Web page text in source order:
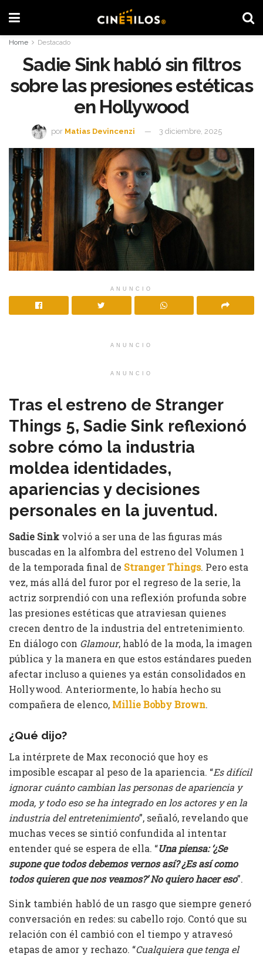
Home Destacado
Sadie Sink habló sin filtros
sobre las presiones estéticas
en Hollywood
por Matias Devincenzi 3 diciembre, 2025
ANUNCIO
ANUNCIO
ANUNCIO
Tras el estreno de Stranger
Things 5, Sadie Sink reflexionó
sobre cómo la industria
moldea identidades,
apariencias y decisiones
personales en la juventud.
Sadie Sink volvió a ser una de las figuras más
buscadas en la alfombra del estreno del Volumen 1
de la temporada final de Stranger Things. Pero esta
vez, más allá del furor por el regreso de la serie, la
actriz sorprendió con una reflexión profunda sobre
las presiones estéticas que atraviesan quienes
crecen dentro de la industria del entretenimiento.
En diálogo con Glamour, habló de la moda, la imagen
pública y la manera en que estos estándares pueden
afectar incluso a quienes ya están consolidados en
Hollywood. Anteriormente, lo había hecho su
compañera de elenco, Millie Bobby Brown.
¿Qué dijo?
La intérprete de Max reconoció que hoy es
imposible escapar al peso de la apariencia. “Es difícil
ignorar cuánto cambian las personas de apariencia y
moda, y todo eso se ha integrado en los actores y en la
industria del entretenimiento”, señaló, revelando que
muchas veces se sintió confundida al intentar
entender qué se espera de ella. “Una piensa: ‘¿Se
supone que todos debemos vernos así? ¿Es así como
todos quieren que nos veamos?’ No quiero hacer eso”.
Sink también habló de un rasgo que siempre generó
conversación en redes: su cabello rojo. Contó que su
relación con él cambió con el tiempo y atravesó
etapas de amor y rechazo. “Cualquiera que tenga el